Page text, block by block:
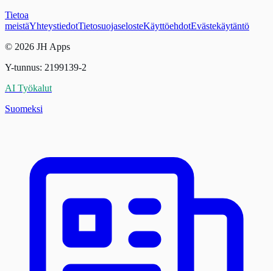
Tietoa
meistäYhteystiedotTietosuojaselosteKäyttöehdotEvästekäytäntö
© 2026 JH Apps
Y-tunnus: 2199139-2
AI Työkalut
Suomeksi